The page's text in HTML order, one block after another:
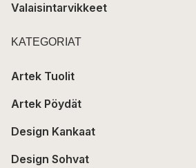
Valaisintarvikkeet
KATEGORIAT
Artek Tuolit
Artek Pöydät
Design Kankaat
Design Sohvat